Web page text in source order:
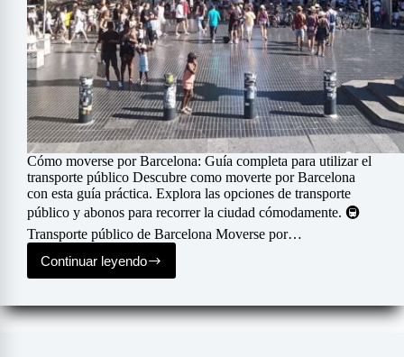
Cómo moverse por Barcelona: Guía completa para utilizar el
transporte público Descubre como moverte por Barcelona
con esta guía práctica. Explora las opciones de transporte
público y abonos para recorrer la ciudad cómodamente. 🚇
Transporte público de Barcelona Moverse por…
Continuar leyendo
Transporte